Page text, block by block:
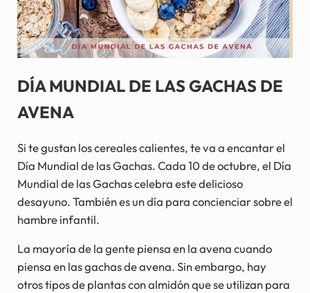
DÍA MUNDIAL DE LAS GACHAS DE
AVENA
Si te gustan los cereales calientes, te va a encantar el
Día Mundial de las Gachas. Cada 10 de octubre, el Día
Mundial de las Gachas celebra este delicioso
desayuno. También es un día para concienciar sobre el
hambre infantil.
La mayoría de la gente piensa en la avena cuando
piensa en las gachas de avena. Sin embargo, hay
otros tipos de plantas con almidón que se utilizan para